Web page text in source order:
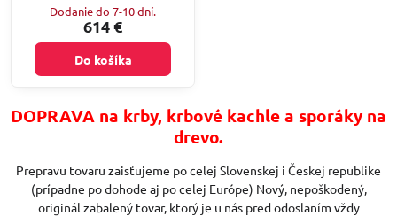
Dodanie do 7-10 dní.
614 €
Do košíka
DOPRAVA na krby, krbové kachle a sporáky na
drevo.
Prepravu tovaru zaisťujeme po celej Slovenskej i Českej republike
(prípadne po dohode aj po celej Európe) Nový, nepoškodený,
originál zabalený tovar, ktorý je u nás pred odoslaním vždy